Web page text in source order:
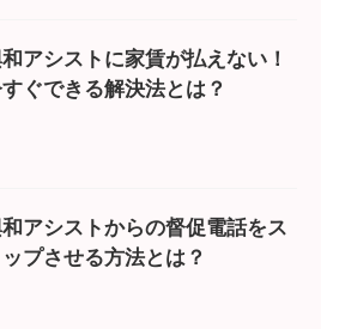
アシストに家賃が払えない！
ぐできる解決法とは？
アシストからの督促電話をス
ップさせる方法とは？